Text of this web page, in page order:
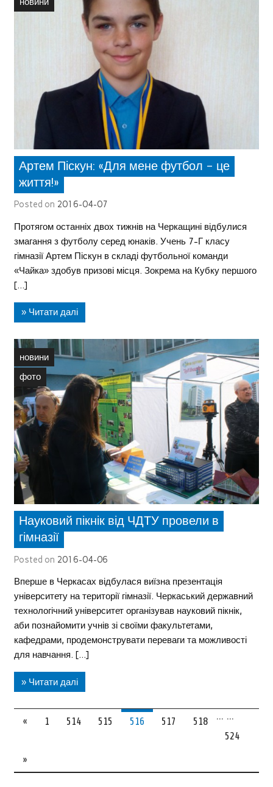
Артем Піскун: «Для мене футбол – це
життя!»
Posted on 2016-04-07
Протягом останніх двох тижнів на Черкащині відбулися
змагання з футболу серед юнаків. Учень 7-Г класу
гімназії Артем Піскун в складі футбольної команди
«Чайка» здобув призові місця. Зокрема на Кубку першого
[…]
» Читати далі
новини
фото
Науковий пікнік від ЧДТУ провели в
гімназії
Posted on 2016-04-06
Вперше в Черкасах відбулася виїзна презентація
університету на території гімназії. Черкаський державний
технологічний університет організував науковий пікнік,
аби познайомити учнів зі своїми факультетами,
кафедрами, продемонструвати переваги та можливості
для навчання. […]
» Читати далі
« 1 …
514 515 516 517 518
…
524
»